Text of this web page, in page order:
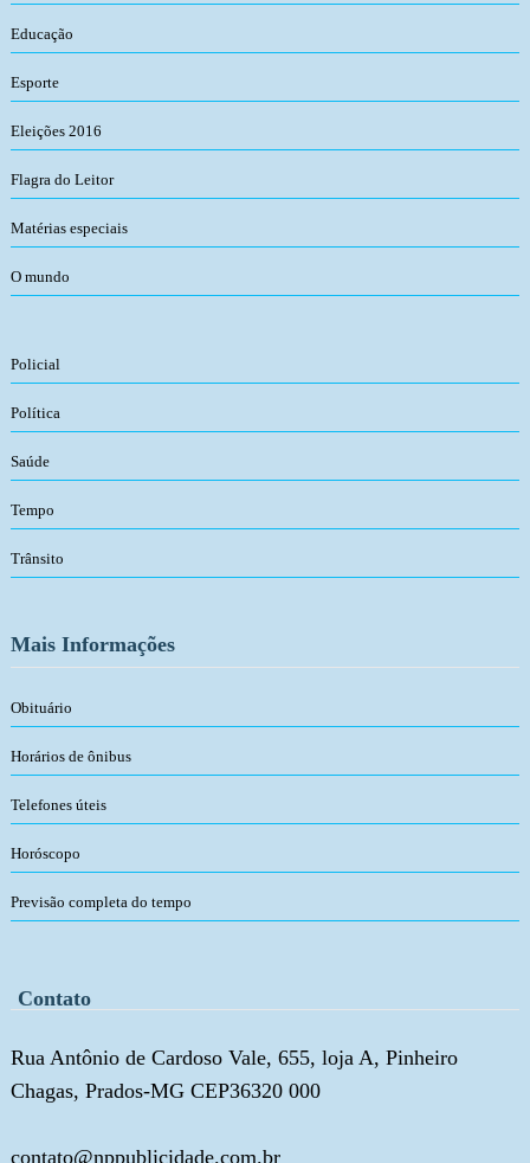
Educação
Esporte
Eleições 2016
Flagra do Leitor
Matérias especiais
O mundo
Policial
Política
Saúde
Tempo
Trânsito
Mais Informações
Obituário
Horários de ônibus
Telefones úteis
Horóscopo
Previsão completa do tempo
Contato
Rua Antônio de Cardoso Vale, 655, loja A, Pinheiro
Chagas, Prados-MG CEP36320 000
contato@nppublicidade.com.br